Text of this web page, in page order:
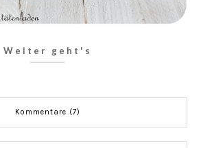
Weiter geht's
Kommentare (7)